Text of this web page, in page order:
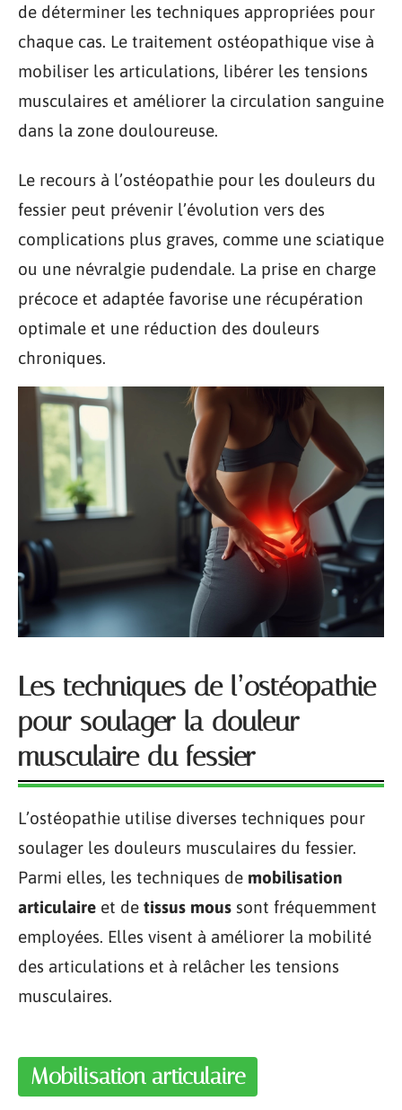
de déterminer les techniques appropriées pour
chaque cas. Le traitement ostéopathique vise à
mobiliser les articulations, libérer les tensions
musculaires et améliorer la circulation sanguine
dans la zone douloureuse.
Le recours à l’ostéopathie pour les douleurs du
fessier peut prévenir l’évolution vers des
complications plus graves, comme une sciatique
ou une névralgie pudendale. La prise en charge
précoce et adaptée favorise une récupération
optimale et une réduction des douleurs
chroniques.
Les techniques de l’ostéopathie
pour soulager la douleur
musculaire du fessier
L’ostéopathie utilise diverses techniques pour
soulager les douleurs musculaires du fessier.
Parmi elles, les techniques de mobilisation
articulaire et de tissus mous sont fréquemment
employées. Elles visent à améliorer la mobilité
des articulations et à relâcher les tensions
musculaires.
Mobilisation articulaire